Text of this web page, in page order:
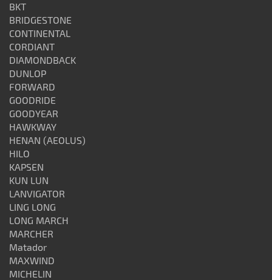
BKT
BRIDGESTONE
CONTINENTAL
CORDIANT
DIAMONDBACK
DUNLOP
FORWARD
GOODRIDE
GOODYEAR
HAWKWAY
HENAN (AEOLUS)
HILO
KAPSEN
KUN LUN
LANVIGATOR
LING LONG
LONG MARCH
MARCHER
Matador
MAXWIND
MICHELIN